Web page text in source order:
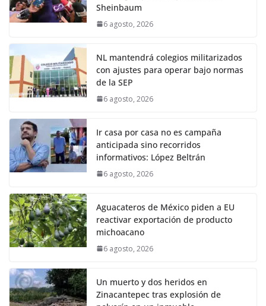
Sheinbaum
6 agosto, 2026
NL mantendrá colegios militarizados
con ajustes para operar bajo normas
de la SEP
6 agosto, 2026
Ir casa por casa no es campaña
anticipada sino recorridos
informativos: López Beltrán
6 agosto, 2026
Aguacateros de México piden a EU
reactivar exportación de producto
michoacano
6 agosto, 2026
Un muerto y dos heridos en
Zinacantepec tras explosión de